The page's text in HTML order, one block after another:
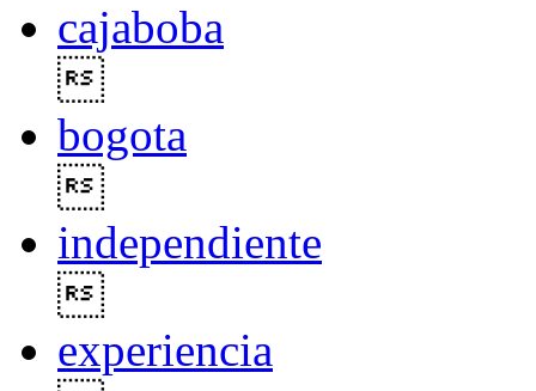
cajaboba
bogota
independiente
experiencia